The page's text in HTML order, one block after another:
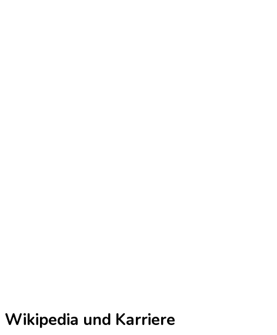
Wikipedia und Karriere